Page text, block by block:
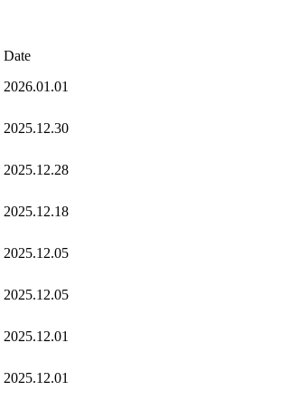
Date
2026.01.01
2025.12.30
2025.12.28
2025.12.18
2025.12.05
2025.12.05
2025.12.01
2025.12.01